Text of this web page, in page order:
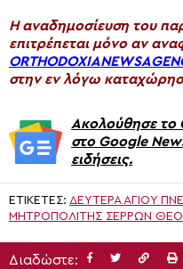
H αναδημοσίευση του
επιτρέπεται μόνο αν
στην εν λόγω
Ακολούθησε το
στο Google
ειδήσεις.
ΕΤΙΚΈΤΕΣ: ΔΕΥΤΈΡΑ ΑΓΊΟΥ
ΜΗΤΡΟΠΟΛΊΤΗΣ ΣΕΡΡΏΝ
Διαδώστε: